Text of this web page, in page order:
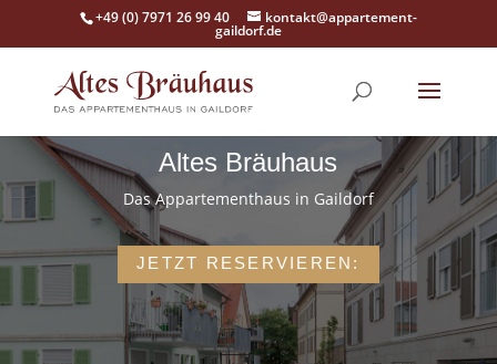
+49 (0) 7971 26 99 40 kontakt@appartement-
gaildorf.de
Altes Bräuhaus
Das Appartementhaus in Gaildorf
JETZT RESERVIEREN: